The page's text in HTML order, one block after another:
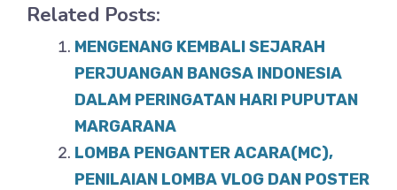
c
e
k
at
s
A
p
p
e
Related Posts:
MENGENANG KEMBALI SEJARAH
PERJUANGAN BANGSA INDONESIA
DALAM PERINGATAN HARI PUPUTAN
MARGARANA
LOMBA PENGANTER ACARA(MC),
PENILAIAN LOMBA VLOG DAN POSTER